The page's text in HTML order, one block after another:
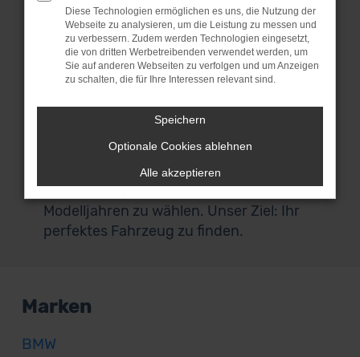
Jahre zuverlässig begleitet. Jeder
Mercedes-Benz A 180 Gebrauchtwagen
durchläuft vor dem Verkauf eine
gründliche Prüfung, sodass Sie sicher
zu erhalten. Dank unseres
umfangreichen Bestands von über 1.500
Fahrzeugen haben Sie zudem die
Möglichkeit, aus verschiedenen
Ausstattungsvarianten und
Modelljahren zu wählen. Unser Ziel: Ihr
perfektes Fahrzeug zu finden.
Marken
BMW
Diese Technologien ermöglichen es uns, die Nutzung der
Webseite zu analysieren, um die Leistung zu messen und
zu verbessern. Zudem werden Technologien eingesetzt,
die von dritten Werbetreibenden verwendet werden, um
Sie auf anderen Webseiten zu verfolgen und um Anzeigen
zu schalten, die für Ihre Interessen relevant sind.
Speichern
Optionale Cookies ablehnen
Alle akzeptieren